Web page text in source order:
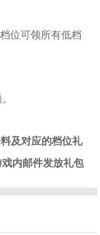
位可领所有低档
及对应的档位礼
内邮件发放礼包